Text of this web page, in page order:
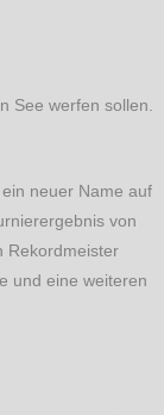
See werfen sollen.
neuer Name auf
von
Rekordmeister
und eine weiteren